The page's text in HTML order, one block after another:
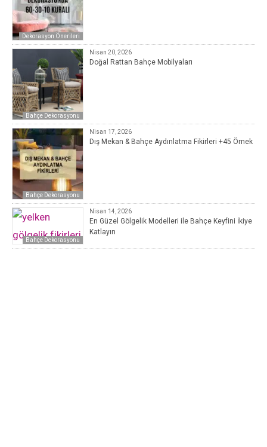
Dekorasyon Önerileri
Bahçe Dekorasyonu
Nisan 20, 2026
Doğal Rattan Bahçe Mobilyaları
Bahçe Dekorasyonu
Nisan 17, 2026
Dış Mekan & Bahçe Aydınlatma Fikirleri +45 Örnek
Bahçe Dekorasyonu
Nisan 14, 2026
En Güzel Gölgelik Modelleri ile Bahçe Keyfini İkiye
Katlayın